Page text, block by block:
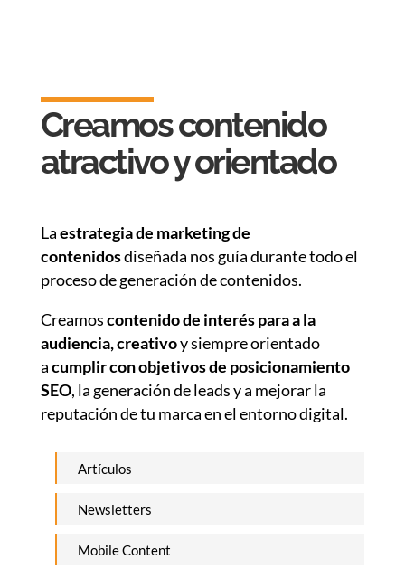
Creamos contenido
atractivo y orientado
Laestrategia de marketing de
contenidosdiseñada nos guía durante todo el
proceso de generación de contenidos.
Creamoscontenido de interés para a la
audiencia, creativoy siempre orientado
acumplir con objetivos de posicionamiento
SEO, la generación de leads y a mejorar la
reputación de tu marca en el entorno digital.
Artículos
Newsletters
Mobile Content